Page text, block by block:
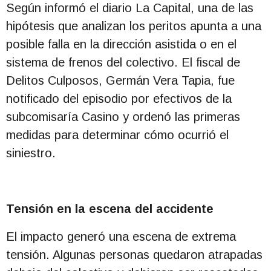
Según informó el diario La Capital, una de las
hipótesis que analizan los peritos apunta a una
posible falla en la dirección asistida o en el
sistema de frenos del colectivo. El fiscal de
Delitos Culposos, Germán Vera Tapia, fue
notificado del episodio por efectivos de la
subcomisaría Casino y ordenó las primeras
medidas para determinar cómo ocurrió el
siniestro.
Tensión en la escena del accidente
El impacto generó una escena de extrema
tensión. Algunas personas quedaron atrapadas